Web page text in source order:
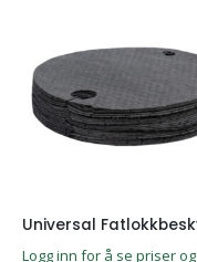
Logg inn for å se priser og